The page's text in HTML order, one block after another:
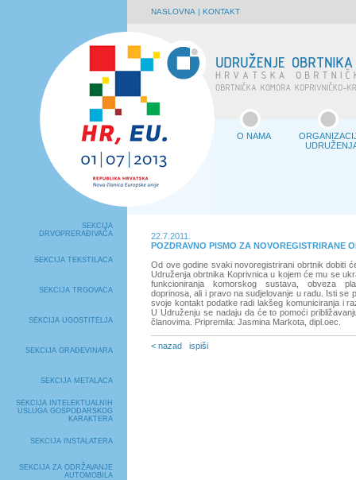
NASLOVNA | KONTAKT
O NAMA
SEKCIJA
DRVOPRERAĐIVAČA
SEKCIJA TEKSTILACA
SEKCIJA TRGOVACA
SEKCIJA UGOSTITELJA
SEKCIJA GRAĐEVINARA
SEKCIJA METALACA
SEKCIJA INTELEKTUALNIH
USLUGA GOSPODARSKOG
KARAKTERA
SEKCIJA INSTALATERA
SEKCIJA ZA ODRŽAVANJE
AUTOMOBILA
22.7.2011.
POZDRAVNO PISMO ZA NOVOREGISTRIRANE
Od ove godine svaki novoregistrirani obrtnik dobiti
Udruženja obrtnika Koprivnica u kojem će mu se
funkcioniranja komorskog sustava, obveza
doprinosa, ali i pravo na sudjelovanje u radu. Isti se
svoje kontakt podatke radi lakšeg komuniciranja i
U Udruženju se nadaju da će to pomoći
članovima. Pripremila: Jasmina Markota, dipl.oec.
< nazad ispiši